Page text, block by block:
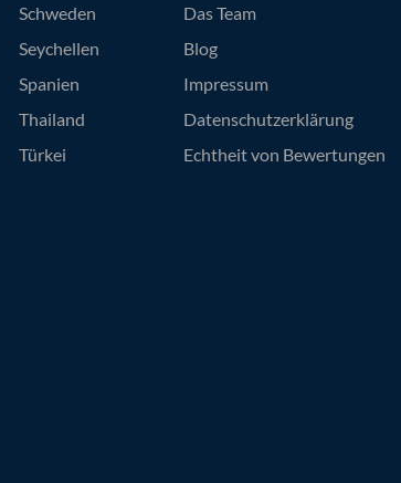
Schweden
Seychellen
Spanien
Thailand
Türkei
Das Team
Blog
Impressum
Datenschutzerklärung
Echtheit von Bewertungen